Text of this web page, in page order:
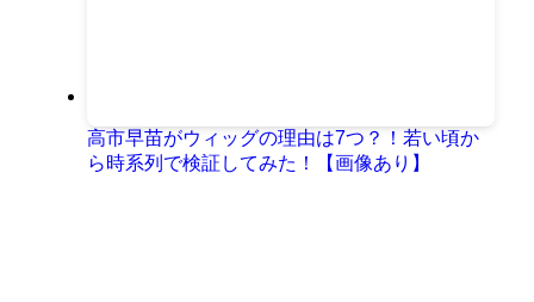
高市早苗がウィッグの理由は7つ？！若い頃か
ら時系列で検証してみた！【画像あり】